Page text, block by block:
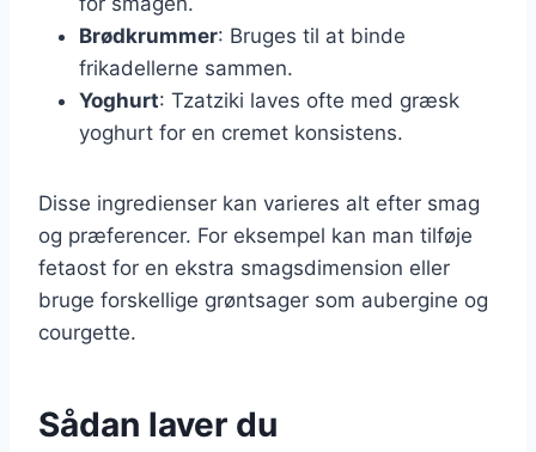
Brødkrummer: Bruges til at binde
frikadellerne sammen.
Yoghurt: Tzatziki laves ofte med græsk
yoghurt for en cremet konsistens.
Disse ingredienser kan varieres alt efter smag
og præferencer. For eksempel kan man tilføje
fetaost for en ekstra smagsdimension eller
bruge forskellige grøntsager som aubergine og
courgette.
Sådan laver du